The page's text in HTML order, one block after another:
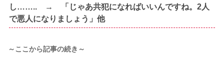
し…….. → 「じゃあ共犯になればいいんですね。2人
で悪人になりましょう」他
～ここから記事の続き～